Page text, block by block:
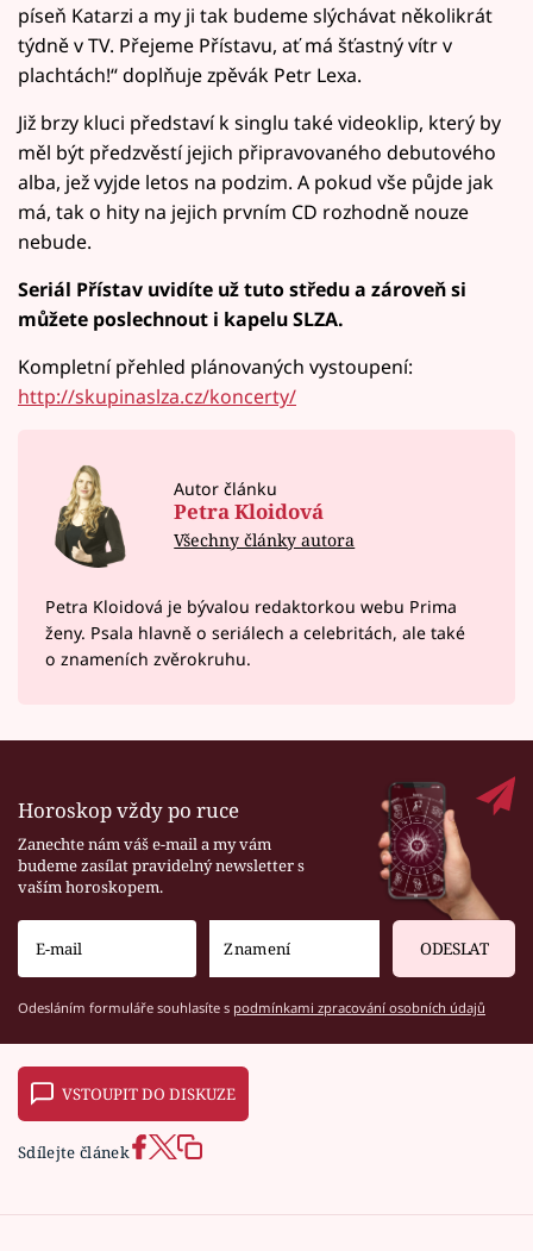
píseň Katarzi a my ji tak budeme slýchávat několikrát
týdně v TV. Přejeme Přístavu, ať má šťastný vítr v
plachtách!“ doplňuje zpěvák Petr Lexa.
Již brzy kluci představí k singlu také videoklip, který by
měl být předzvěstí jejich připravovaného debutového
alba, jež vyjde letos na podzim. A pokud vše půjde jak
má, tak o hity na jejich prvním CD rozhodně nouze
nebude.
Seriál Přístav uvidíte už tuto středu a zároveň si
můžete poslechnout i kapelu SLZA.
Kompletní přehled plánovaných vystoupení:
http://skupinaslza.cz/koncerty/
Autor článku
Petra Kloidová
Všechny články autora
Petra Kloidová je bývalou redaktorkou webu Prima
ženy. Psala hlavně o seriálech a celebritách, ale také
o znameních zvěrokruhu.
Horoskop vždy po ruce
Zanechte nám váš e-mail a my vám
budeme zasílat pravidelný newsletter s
vaším horoskopem.
ODESLAT
Odesláním formuláře souhlasíte s podmínkami zpracování osobních údajů
VSTOUPIT DO DISKUZE
Sdílejte článek